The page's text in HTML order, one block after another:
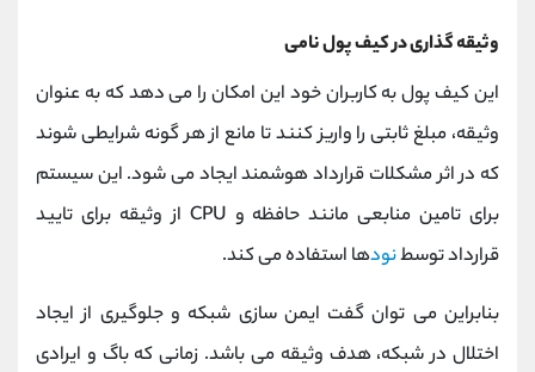
وثیقه گذاری در کیف پول نامی
این کیف پول به کاربران خود این امکان را می دهد که به عنوان
وثیقه، مبلغ ثابتی را واریز کنند تا مانع از هر گونه شرایطی شوند
که در اثر مشکلات قرارداد هوشمند ایجاد می‌ شود. این سیستم
برای تامین منابعی مانند حافظه و CPU از وثیقه برای تایید
قرارداد توسطنودها استفاده می کند.
بنابراین می توان گفت ایمن سازی شبکه و جلوگیری از ایجاد
اختلال در شبکه، هدف وثیقه می باشد. زمانی که باگ و ایرادی